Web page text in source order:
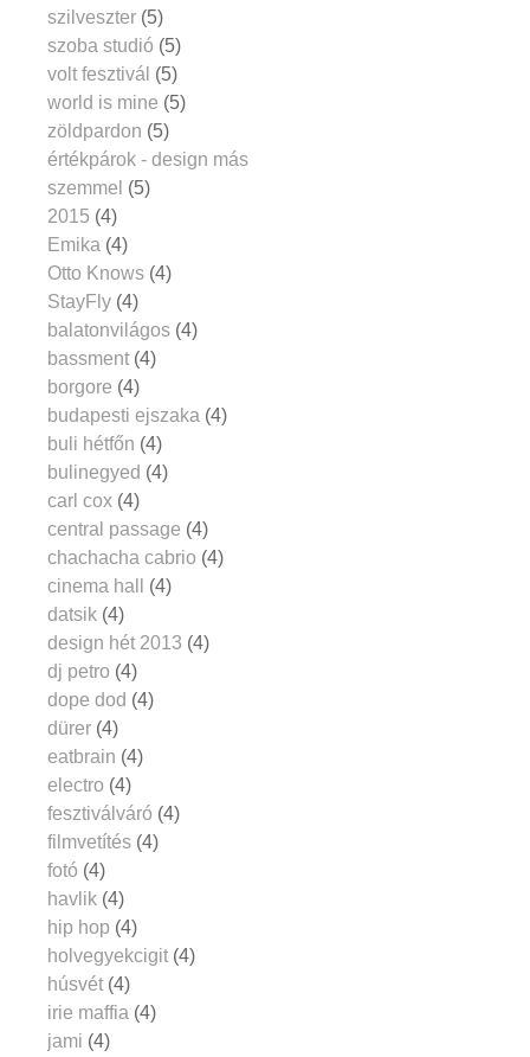
szilveszter (5)
szoba studió (5)
volt fesztivál (5)
world is mine (5)
zöldpardon (5)
értékpárok - design más
szemmel (5)
2015 (4)
Emika (4)
Otto Knows (4)
StayFly (4)
balatonvilágos (4)
bassment (4)
borgore (4)
budapesti ejszaka (4)
buli hétfőn (4)
bulinegyed (4)
carl cox (4)
central passage (4)
chachacha cabrio (4)
cinema hall
(4)
datsik (4)
design hét 2013 (4)
dj petro (4)
dope dod (4)
dürer (4)
eatbrain (4)
electro (4)
fesztiválváró (4)
filmvetítés (4)
fotó (4)
havlik (4)
hip hop (4)
holvegyekcigit (4)
húsvét (4)
irie maffia (4)
jami (4)